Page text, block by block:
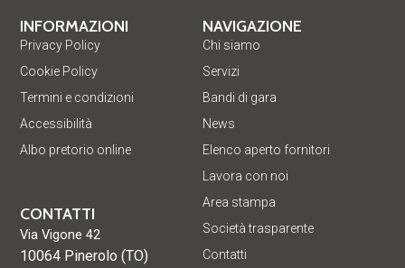
NAVIGAZIONE
Chi siamo
Servizi
Bandi di gara
News
Elenco aperto fornitori
Lavora con noi
Area stampa
Società trasparente
Contatti
INFORMAZIONI
Privacy Policy
Cookie Policy
Termini e condizioni
Accessibilità
Albo pretorio online
CONTATTI
Via Vigone 42
10064 Pinerolo (TO)